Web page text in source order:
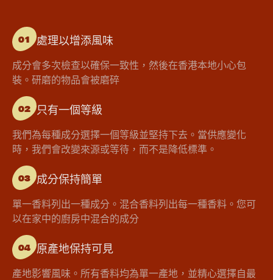
01 處理以增添風味
成分會多次檢查以確保一致性，然後在香港本地小心包
裝。研磨的物品會被磨碎
02 只有一個等級
我們為每種成分選擇一個等級並堅持下去。當供應變化
時，我們會改變來源或等待，而不是降低標準。
03 成分保持簡單
單一香料列出一種成分。混合香料列出每一種香料。您可
以在家中的廚房中混合的成分
04 原產地保持可見
產地影響風味。所有香料均為單一產地，並精心選擇自最